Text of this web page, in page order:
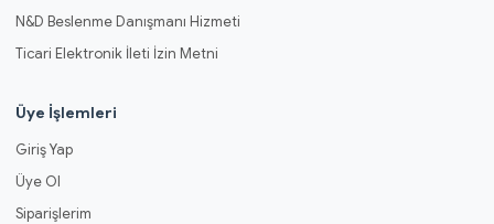
N&D Beslenme Danışmanı Hizmeti
Ticari Elektronik İleti İzin Metni
Üye İşlemleri
Giriş Yap
Üye Ol
Siparişlerim